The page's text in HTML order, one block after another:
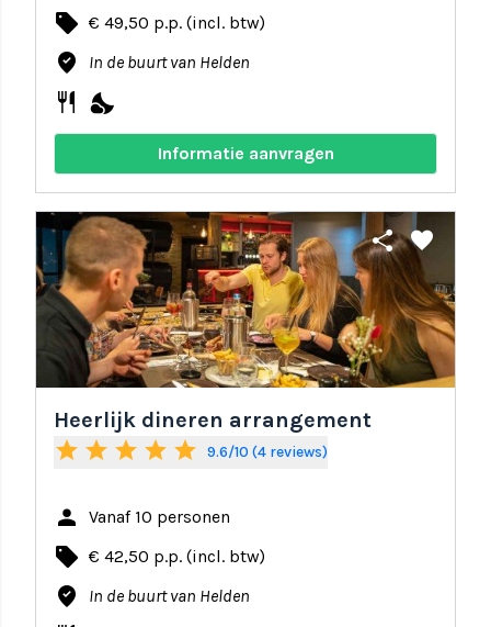
local_offer € 49,50 p.p. (incl. btw)
where_to_vote In de buurt van Helden
restaurant nights_stay
Informatie aanvragen
share favorite
Heerlijk dineren arrangement
star star star star star 9.6/10 (4 reviews)
person Vanaf 10 personen
local_offer € 42,50 p.p. (incl. btw)
where_to_vote In de buurt van Helden